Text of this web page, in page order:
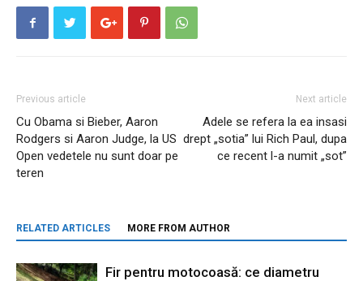
Previous article
Cu Obama si Bieber, Aaron
Rodgers si Aaron Judge, la US
Open vedetele nu sunt doar pe
teren
Next article
Adele se refera la ea insasi
drept „sotia” lui Rich Paul, dupa
ce recent l-a numit „sot”
RELATED ARTICLES MORE FROM AUTHOR
Fir pentru motocoasă: ce diametru